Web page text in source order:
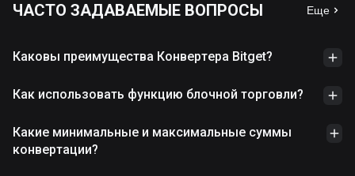
ЧАСТО ЗАДАВАЕМЫЕ ВОПРОСЫ Еще
Каковы преимущества Конвертера Bitget?
Как использовать функцию блочной торговли?
Какие минимальные и максимальные суммы
конвертации?